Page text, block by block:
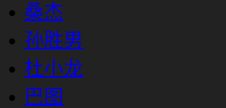
桑杰
孙胜男
杜小龙
巴图